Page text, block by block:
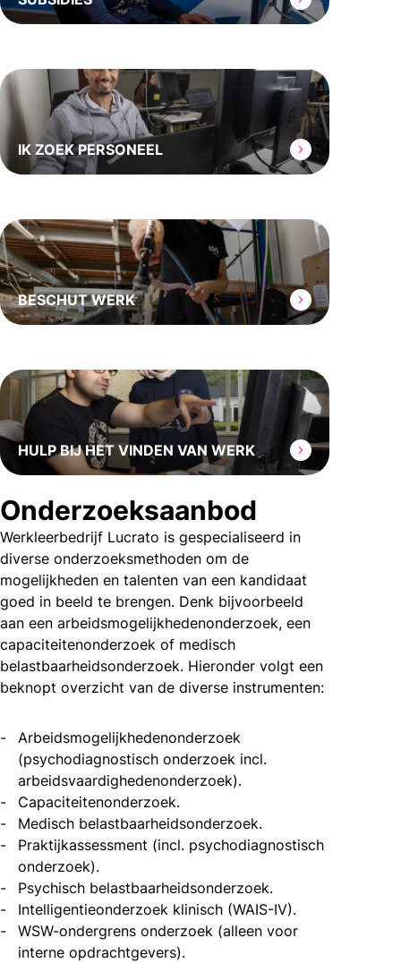
IK ZOEK PERSONEEL
BESCHUT WERK
HULP BIJ HET VINDEN VAN WERK
Onderzoeksaanbod
Werkleerbedrijf Lucrato is gespecialiseerd in
diverse onderzoeksmethoden om de
mogelijkheden en talenten van een kandidaat
goed in beeld te brengen. Denk bijvoorbeeld
aan een arbeidsmogelijkhedenonderzoek, een
capaciteitenonderzoek of medisch
belastbaarheidsonderzoek. Hieronder volgt een
beknopt overzicht van de diverse instrumenten:
Arbeidsmogelijkhedenonderzoek
(psychodiagnostisch onderzoek incl.
arbeidsvaardighedenonderzoek).
Capaciteitenonderzoek.
Medisch belastbaarheidsonderzoek.
Praktijkassessment (incl. psychodiagnostisch
onderzoek).
Psychisch belastbaarheidsonderzoek.
Intelligentieonderzoek klinisch (WAIS-IV).
WSW-ondergrens onderzoek (alleen voor
interne opdrachtgevers).